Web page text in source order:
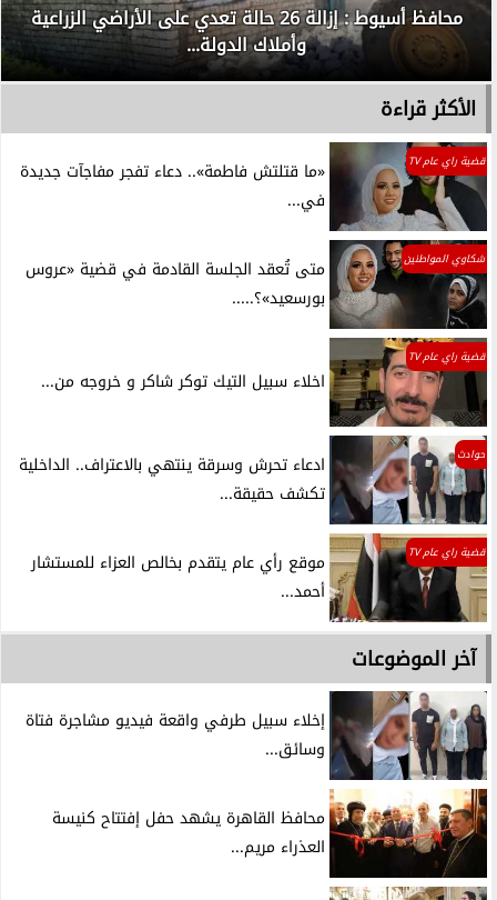
محافظ أسيوط : إزالة 26 حالة تعدي على الأراضي الزراعية
وأملاك الدولة...
الأكثر قراءة
قضية راي عام TV
«ما قتلتش فاطمة».. دعاء تفجر مفاجآت جديدة
في...
شكاوي المواطنين
متى تُعقد الجلسة القادمة في قضية «عروس
بورسعيد»؟.....
قضية راي عام TV
اخلاء سبيل التيك توكر شاكر و خروجه من...
حوادث
ادعاء تحرش وسرقة ينتهي بالاعتراف.. الداخلية
تكشف حقيقة...
قضية راي عام TV
موقع رأي عام يتقدم بخالص العزاء للمستشار
أحمد...
آخر الموضوعات
إخلاء سبيل طرفي واقعة فيديو مشاجرة فتاة
وسائق...
محافظ القاهرة يشهد حفل إفتتاح كنيسة
العذراء مريم...